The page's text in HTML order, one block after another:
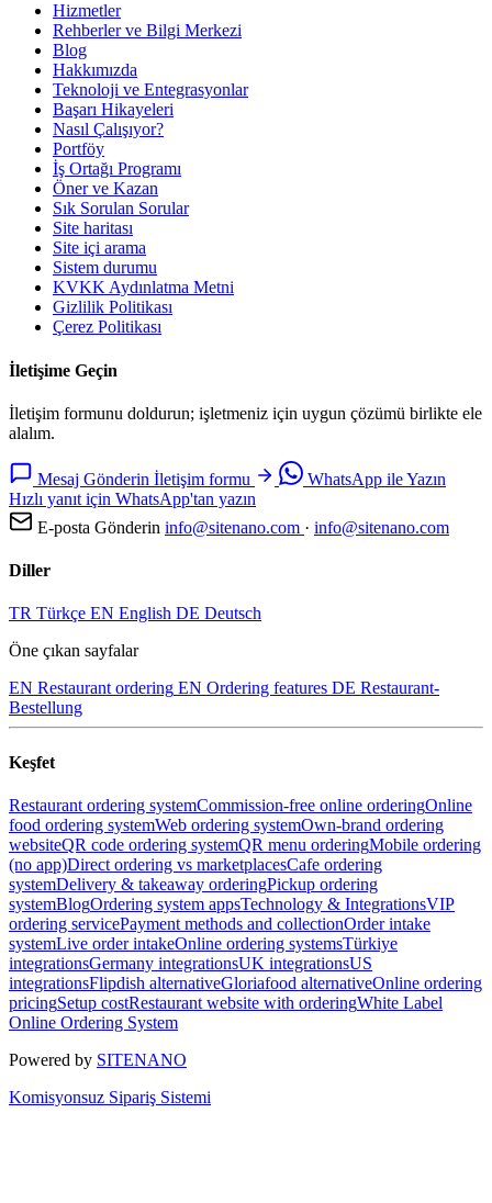
Hizmetler
Rehberler ve Bilgi Merkezi
Blog
Hakkımızda
Teknoloji ve Entegrasyonlar
Başarı Hikayeleri
Nasıl Çalışıyor?
Portföy
İş Ortağı Programı
Öner ve Kazan
Sık Sorulan Sorular
Site haritası
Site içi arama
Sistem durumu
KVKK Aydınlatma Metni
Gizlilik Politikası
Çerez Politikası
İletişime Geçin
İletişim formunu doldurun; işletmeniz için uygun çözümü birlikte ele
alalım.
Mesaj Gönderin İletişim formu
WhatsApp ile Yazın
Hızlı yanıt için WhatsApp'tan yazın
E-posta Gönderin info@sitenano.com · info@sitenano.com
Diller
TR Türkçe EN English DE Deutsch
Öne çıkan sayfalar
EN Restaurant ordering EN Ordering features DE Restaurant-
Bestellung
Keşfet
Restaurant ordering systemCommission-free online orderingOnline
food ordering systemWeb ordering systemOwn-brand ordering
websiteQR code ordering systemQR menu orderingMobile ordering
(no app)Direct ordering vs marketplacesCafe ordering
systemDelivery & takeaway orderingPickup ordering
systemBlogOrdering system appsTechnology & IntegrationsVIP
ordering servicePayment methods and collectionOrder intake
systemLive order intakeOnline ordering systemsTürkiye
integrationsGermany integrationsUK integrationsUS
integrationsFlipdish alternativeGloriafood alternativeOnline ordering
pricingSetup costRestaurant website with orderingWhite Label
Online Ordering System
Powered by SITENANO
Komisyonsuz Sipariş Sistemi